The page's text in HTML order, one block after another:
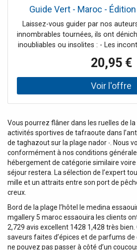
Guide Vert - Maroc -
Laissez-vous guider par nos
innombrables tournées, ils ont
inoubliables ou insolites : - Les
coups de coeur : Retrouver un
musée Yves Saint Laurent ; Flâner
pacha ; Rencontrer les artisans
Meknès... - Les bonnes adresses
meilleurs spots en famille (activités
souk aux chameaux de Guelmim ;
désert sous la tente à Mhamid...
d’itinéraires : Marrakech et le
Casablanca et la côte atlantique en
Sud et désert en 12 jours...
nombreux cartes et plans pour
sites étoilés de la destination. -
micro-régions : Tanger, la côte
Rabat et la côte atlantique Nord ;
atlantique Sud ; Fès et le Moyen
Haut Atlas ; Ouarzazate et les
20,95 €
Vous pourrez flâner dans les ruelles de
activités sportives de tafraoute dans
de taghazout sur la plage nador ∙. Nous
conformément à nos conditions
hébergement de catégorie similaire
séjour restera. La sélection de l’expert
mille et un attraits entre son port de
creux.
Bord de la plage l’hôtel le medina
mgallery 5 maroc essaouira les clients
2,729 avis excellent 1428 1,428 très
saveurs faites d’épices et de parfums
ne pouvez pas passer à côté d’un